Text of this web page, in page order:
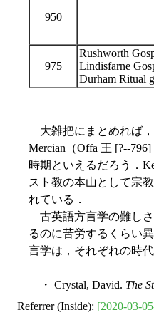
950
975
Rushworth
Lindisfarne
Durham Ritual
大雑把にまとめれば，
Mercian（Offa 王 [?--
時期といえるだろう．
スト教の本山として宗
れている．
古英語方言学の難し
るのに苦労するくらい
言学は，それぞれの時
・ Crystal, David. The
Referrer (Inside): [2020-03-